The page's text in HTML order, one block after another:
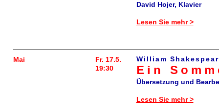
David Hojer, Klavier
Lesen Sie mehr >
Mai
Fr. 17.5.
19:30
William
Ein
Übersetzung und
Lesen Sie mehr >